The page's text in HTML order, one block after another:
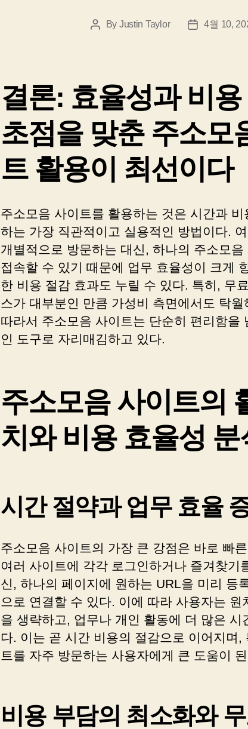
PostBy Justin Taylor
Post4월 10,
결론: 효율성과 비
초점을 맞춘 주소모
트 활용이 최선이다
주소모음 사이트를 활용하는 것은 시간과
하는 가장 직관적이고 실용적인 방법이다.
개별적으로 방문하는 대신, 하나의 주소모음
접속할 수 있기 때문에 업무 효율성이 크게
한 비용 절감 효과도 누릴 수 있다. 특히, 무
스가 대부분인 만큼 가성비 측면에서도 탁월
따라서 주소모음 사이트는 단순히 편리함을
인 도구로 자리매김하고 있다.
주소모음 사이트의
치와 비용 효율성 분
시간 절약과 업무 효율
주소모음 사이트의 가장 큰 강점은 바로 빠
여러 사이트에 각각 로그인하거나 즐겨찾기
신, 하나의 페이지에 원하는 URL을 미리 등
으로 연결할 수 있다. 이에 따라 사용자는 원
을 생략하고, 업무나 개인 활동에 더 많은 시
다. 이는 곧 시간 비용의 절감으로 이어지며,
트를 자주 방문하는 사용자에게 큰 도움이 된
비용 부담의 최소화와